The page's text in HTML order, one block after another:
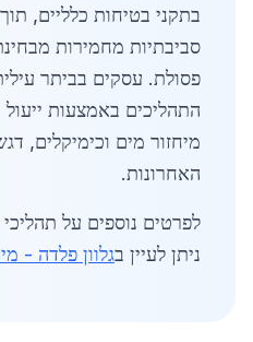
בתקני בטיחות כלליים,
סביבתיות מחמירות
פסולת. עסקים בביתר
התהליכים באמצעות
מיחזור מים וכימיקלים,
האחרונות.
לפרטים נוספים על תהליכי
ניתן לעיין בגלוון פלדה -